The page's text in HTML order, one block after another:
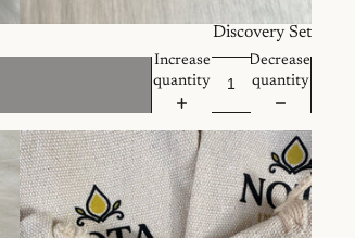
نفذ
Discovery Set
Decrease
quantity
Increase
quantity